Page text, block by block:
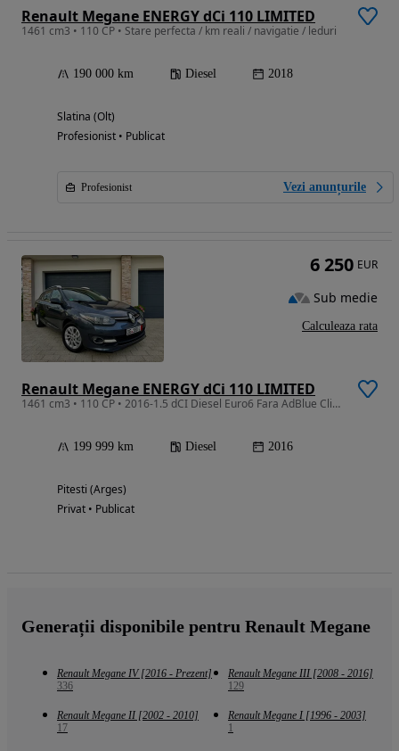
Renault Megane ENERGY dCi 110 LIMITED
1461 cm3 • 110 CP • Stare perfecta / km reali / navigatie / leduri
190 000 km Diesel 2018
Slatina (Olt)
Profesionist • Publicat
Profesionist Vezi anunțurile
Renault Megane ENERGY dCi 110 LIMITED
1461 cm3 • 110 CP • 2016-1.5 dCI Diesel Euro6 Fara AdBlue Clima Senzori parcare Xenon Navi
199 999 km Diesel 2016
Pitesti (Arges)
Privat • Publicat
6 250 EUR
Sub medie
Calculeaza rata
Generații disponibile pentru Renault Megane
Renault Megane IV [2016 - Prezent]
336
Renault Megane III [2008 - 2016]
129
Renault Megane II [2002 - 2010]
17
Renault Megane I [1996 - 2003]
1